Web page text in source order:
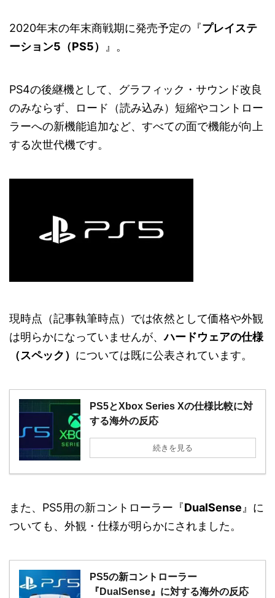
2020年末の年末商戦期に発売予定の『プレイステ
ーション5（PS5）
』。
PS4の後継機として、グラフィック・サウンド改良
のみならず、ロード（読み込み）短縮やコントロー
ラーへの新機能追加など、すべての面で機能が向上
する次世代機です。
現時点（記事執筆時点）では依然として価格や外観
は明らかになっていませんが、ハードウェアの仕様
（スペック） については既に公表されています。
PS5とXbox Series Xの仕様比較に対
する海外の反応
続きを見る
また、PS5用の新コントローラー『DualSense』に
ついても、外観・仕様が明らかにされました。
PS5の新コントローラー
『DualSense』に対する海外の反応